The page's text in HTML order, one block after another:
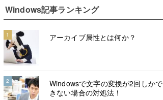
Windows記事ランキング
1 アーカイブ属性とは何か？
2
Windowsで文字の変換が2回しかで
きない場合の対処法！